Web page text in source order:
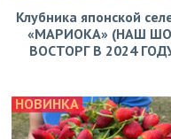
Клубника японской
«МАРИОКА» (НАШ
ВОСТОРГ В 2024
НОВИНКА